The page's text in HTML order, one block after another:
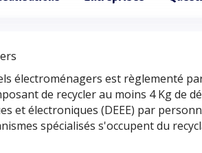
électroménagers est règlementé
de recycler au moins 4 Kg de
et électroniques (DEEE) par
spécialisés s'occupent du